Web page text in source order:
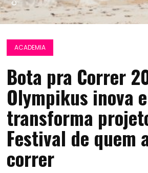
ACADEMIA
Bota pra Correr
Olympikus inova e
transforma
Festival de quem
correr